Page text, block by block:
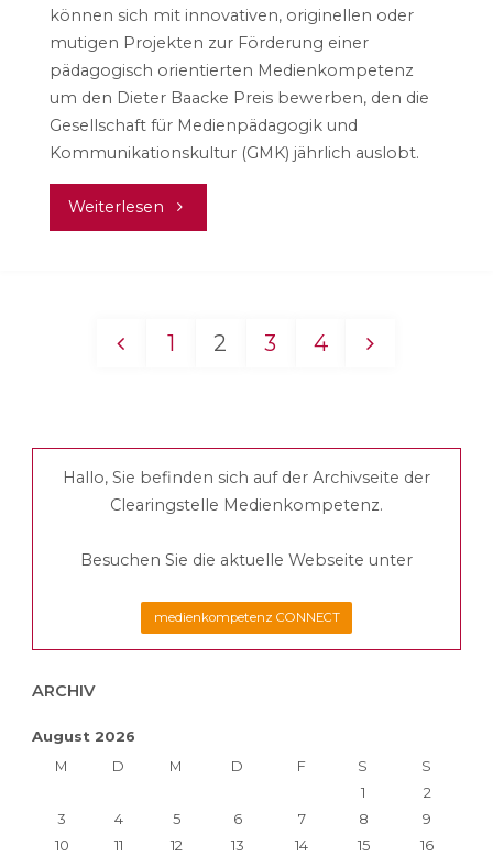
können sich mit innovativen, originellen oder
mutigen Projekten zur Förderung einer
pädagogisch orientierten Medienkompetenz
um den Dieter Baacke Preis bewerben, den die
Gesellschaft für Medienpädagogik und
Kommunikationskultur (GMK) jährlich auslobt.
Weiterlesen "Ausschreibung:
Preis
Kategorien"
der
Beiträge
1 2 3 4
Hallo, Sie befinden sich auf der Archivseite der
Clearingstelle Medienkompetenz.
Besuchen Sie die aktuelle Webseite unter
medienkompetenz CONNECT
ARCHIV
August 2026
M
D M D F S
S
1
2
3
4 5 6 7 8
9
10
11 12 13 14 15
16